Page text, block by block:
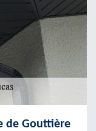
de Gouttière